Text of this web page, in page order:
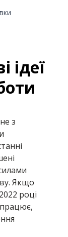
ідеї
з
Якщо
році